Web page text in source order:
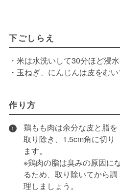
下ごしらえ
・米は水洗いして30分ほど浸
・玉ねぎ、にんじんは皮をむ
作り方
1
鶏もも肉は余分な皮と脂を
取り除き、1.5cm角に切り
ます。
※鶏肉の脂は臭みの原因に
るため、取り除いてから調
理しましょう。